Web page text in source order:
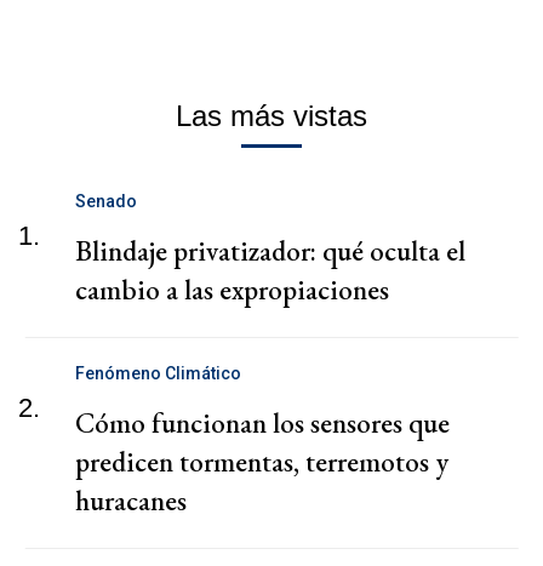
Las más vistas
1.
Senado
Blindaje privatizador: qué oculta el
cambio a las expropiaciones
2.
Fenómeno Climático
Cómo funcionan los sensores que
predicen tormentas, terremotos y
huracanes